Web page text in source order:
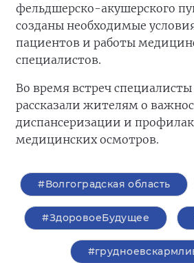
фельдшерско-акушерского
созданы необходимые
пациентов и работы
специалистов.
Во время встреч
рассказали жителям о
диспансеризации и
медицинских осмотров.
#Волгоградская область
#ЗдоровоеБудущее